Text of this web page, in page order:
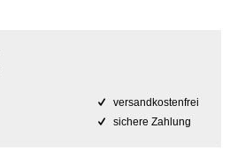
versandkostenfrei
sichere Zahlung